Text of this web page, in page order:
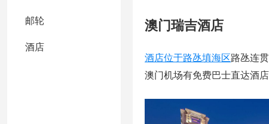
邮轮
酒店
澳门瑞吉酒店
酒店位于路氹填海区路氹连
澳门机场有免费巴士直达酒